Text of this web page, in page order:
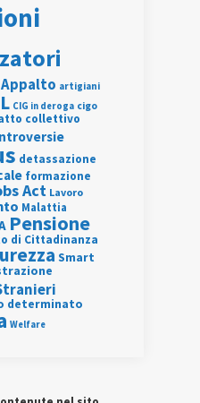
Appalto artigiani
CIG in deroga cigo
collettivo
detassazione
formazione
Act Lavoro
Malattia
Pensione
di Cittadinanza
Smart
determinato
Welfare